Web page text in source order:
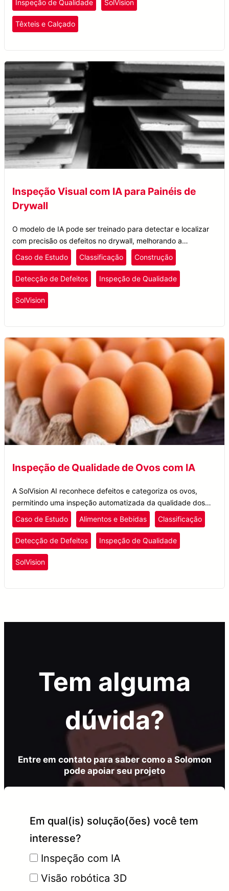
Inspeção de Qualidade SolVision
Têxteis e Calçado
Inspeção Visual com IA para Painéis de
Drywall
O modelo de IA pode ser treinado para detectar e localizar
com precisão os defeitos no drywall, melhorando a
qualidade do produto e o rendimento da produção.
Caso de Estudo Classificação Construção
Detecção de Defeitos Inspeção de Qualidade
SolVision
Inspeção de Qualidade de Ovos com IA
A SolVision AI reconhece defeitos e categoriza os ovos,
permitindo uma inspeção automatizada da qualidade dos
ovos para melhorar a segurança alimentar e o controle de
qualidade.
Caso de Estudo Alimentos e Bebidas Classificação
Detecção de Defeitos Inspeção de Qualidade
SolVision
Tem alguma
dúvida?
Entre em contato para saber como a Solomon
pode apoiar seu projeto
Em qual(is) solução(ões) você tem
interesse?
Inspeção com IA
Visão robótica 3D